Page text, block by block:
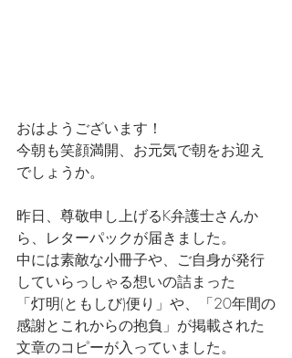
おはようございます！
今朝も笑顔満開、お元気で朝をお迎え
でしょうか。
昨日、尊敬申し上げるK弁護士さんか
ら、レターパックが届きました。
中には素敵な小冊子や、ご自身が発行
していらっしゃる想いの詰まった
「灯明(ともしび)便り」や、「20年間の
感謝とこれからの抱負」が掲載された
文章のコピーが入っていました。